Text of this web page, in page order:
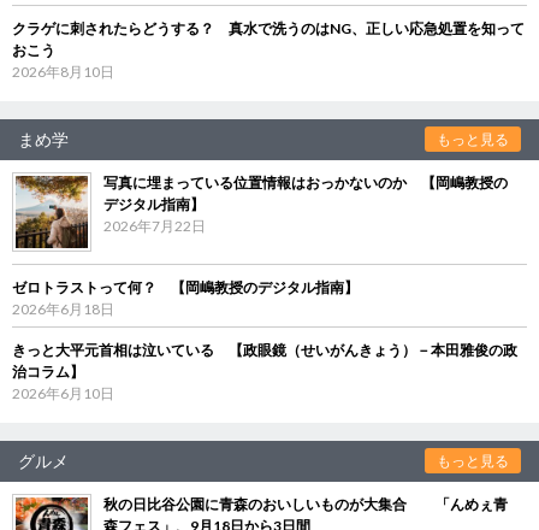
クラゲに刺されたらどうする？ 真水で洗うのはNG、正しい応急処置を知って
おこう
2026年8月10日
まめ学 もっと見る
写真に埋まっている位置情報はおっかないのか 【岡嶋教授の
デジタル指南】
2026年7月22日
ゼロトラストって何？ 【岡嶋教授のデジタル指南】
2026年6月18日
きっと大平元首相は泣いている 【政眼鏡（せいがんきょう）－本田雅俊の政
治コラム】
2026年6月10日
グルメ もっと見る
秋の日比谷公園に青森のおいしいものが大集合 「んめぇ青
森フェス」、9月18日から3日間